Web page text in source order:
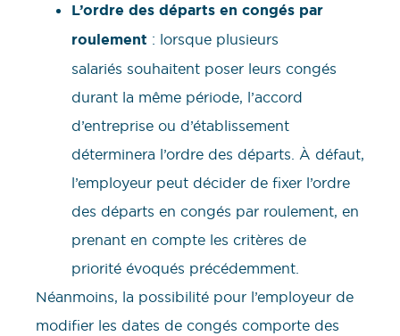
L’ordre des départs en congés par
roulement : lorsque plusieurs
salariés souhaitent poser leurs congés
durant la même période, l’accord
d’entreprise ou d’établissement
déterminera l’ordre des départs. À défaut,
l’employeur peut décider de fixer l’ordre
des départs en congés par roulement, en
prenant en compte les critères de
priorité évoqués précédemment.
Néanmoins, la possibilité pour l’employeur de
modifier les dates de congés comporte des